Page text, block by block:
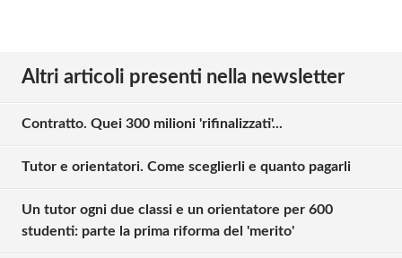
Altri articoli presenti nella newsletter
Contratto. Quei 300 milioni 'rifinalizzati'...
Tutor e orientatori. Come sceglierli e quanto pagarli
Un tutor ogni due classi e un orientatore per 600
studenti: parte la prima riforma del 'merito'